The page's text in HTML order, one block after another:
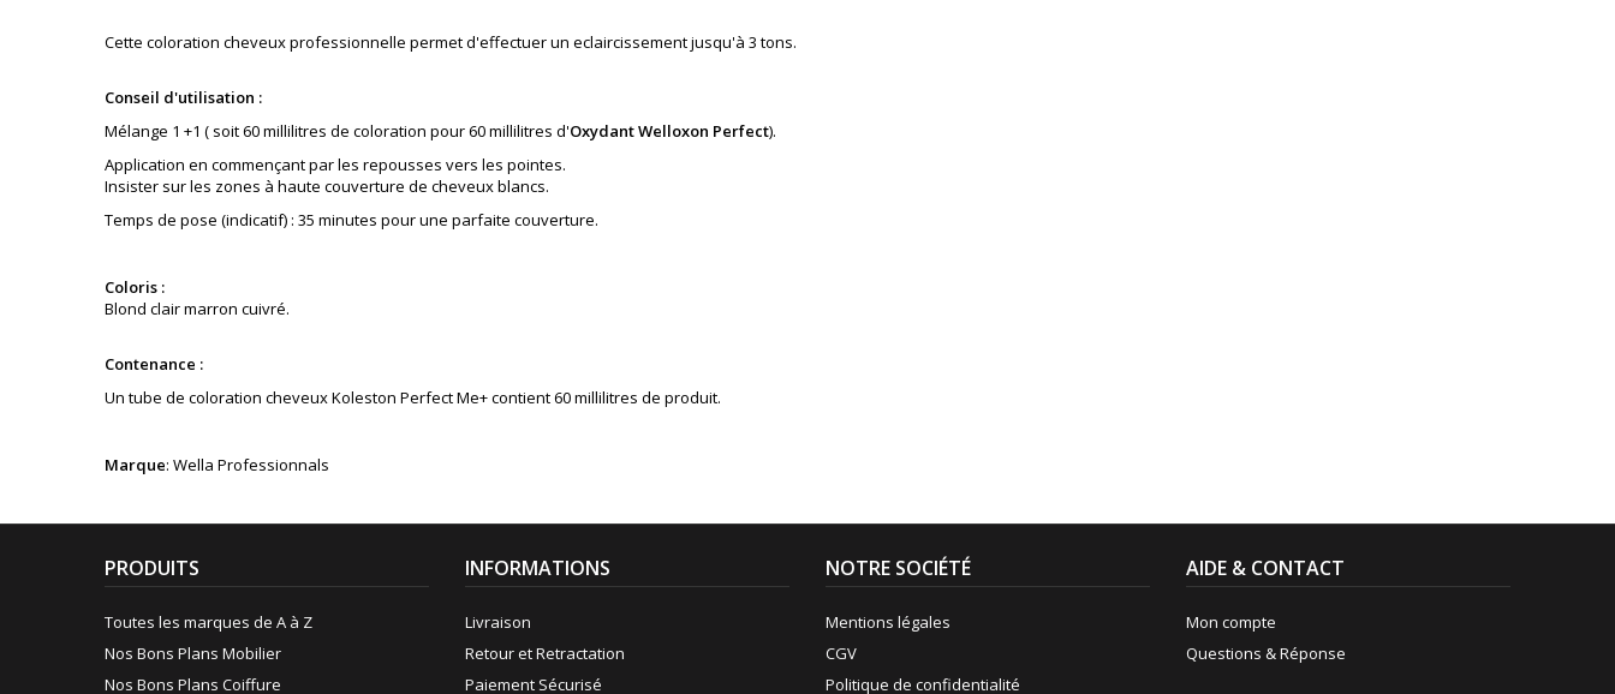
Cette coloration cheveux professionnelle permet d'effectuer un eclaircissement jusqu'à 3 tons.
Conseil d'utilisation :
Mélange 1 +1 ( soit 60 millilitres de coloration pour 60 millilitres d'Oxydant Welloxon Perfect).
Application en commençant par les repousses vers les pointes.
Insister sur les zones à haute couverture de cheveux blancs.
Temps de pose (indicatif) : 35 minutes pour une parfaite couverture.
Coloris :
Blond clair marron cuivré.
Contenance :
Un tube de coloration cheveux Koleston Perfect Me+ contient 60 millilitres de produit.
Marque: Wella Professionnals
PRODUITS
Toutes les marques de A à Z
Nos Bons Plans Mobilier
Nos Bons Plans Coiffure
INFORMATIONS
Livraison
Retour et Retractation
Paiement Sécurisé
NOTRE SOCIÉTÉ
Mentions légales
CGV
Politique de confidentialité
AIDE & CONTACT
Mon compte
Questions & Réponse